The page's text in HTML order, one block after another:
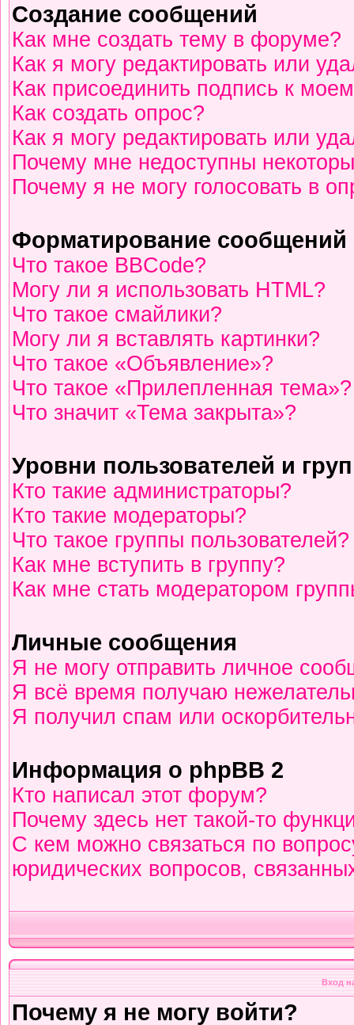
Создание сообщений
Как мне создать тему в форуме?
Как я могу редактировать или
Как присоединить подпись к
Как создать опрос?
Как я могу редактировать или
Почему мне недоступны
Почему я не могу голосовать в
Форматирование
Что такое BBCode?
Могу ли я использовать HTML?
Что такое смайлики?
Могу ли я вставлять картинки?
Что такое «Объявление»?
Что такое «Прилепленная тема»?
Что значит «Тема закрыта»?
Уровни пользователей и
Кто такие администраторы?
Кто такие модераторы?
Что такое группы пользователей?
Как мне вступить в группу?
Как мне стать модератором
Личные сообщения
Я не могу отправить личное
Я всё время получаю
Я получил спам или
Информация о phpBB 2
Кто написал этот форум?
Почему здесь нет такой-то
С кем можно связаться по
юридических вопросов,
Вход
Почему я не могу войти?